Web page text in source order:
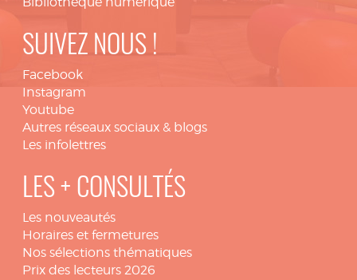
SUIVEZ NOUS !
Facebook
Instagram
Youtube
Autres réseaux sociaux & blogs
Les infolettres
LES + CONSULTÉS
Les nouveautés
Horaires et fermetures
Nos sélections thématiques
Prix des lecteurs 2026